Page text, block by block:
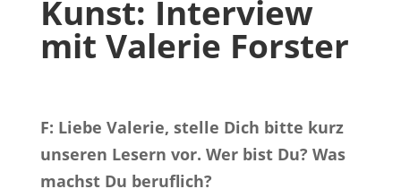
Kunst: Interview
mit Valerie Forster
F: Liebe Valerie, stelle Dich bitte kurz
unseren Lesern vor. Wer bist Du? Was
machst Du beruflich?